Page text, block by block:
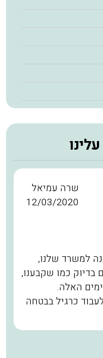
שרה עמיאל
12/03/2020
למשרד שלנו,
בדיוק כמו שקבענו,
האלה.
כרגיל בבטחה